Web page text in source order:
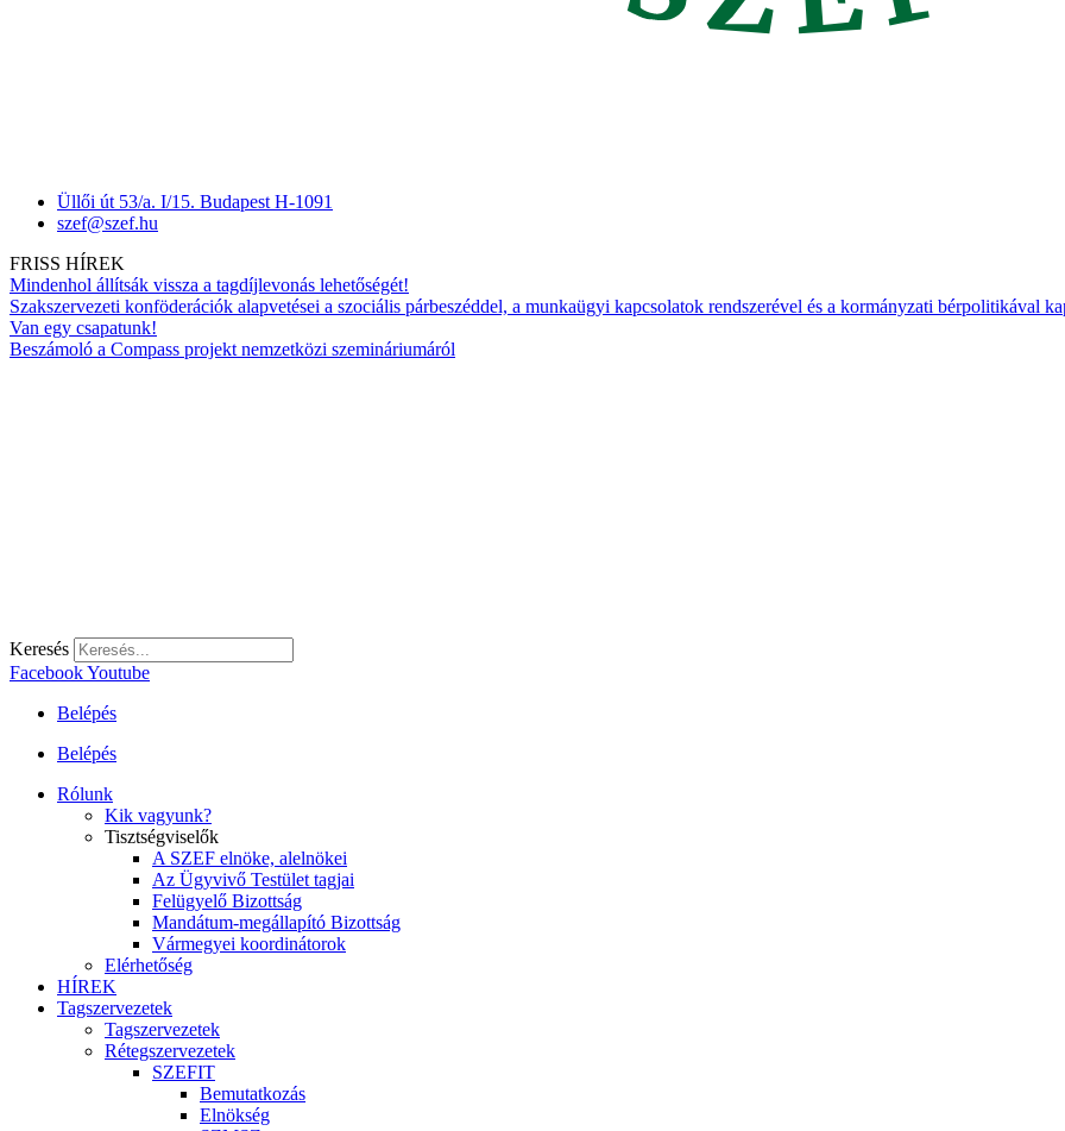
Üllői út 53/a. I/15. Budapest H-1091
szef@szef.hu
FRISS HÍREK
Mindenhol állítsák vissza a tagdíjlevonás lehetőségét!
Szakszervezeti konföderációk alapvetései a szociális párbeszéddel, a munkaügyi kapcsolatok rendszerével és a kormányzati bérpolitikával
Van egy csapatunk!
Beszámoló a Compass projekt nemzetközi szemináriumáról
Keresés
FacebookYoutube
Belépés
Belépés
Rólunk
Kik vagyunk?
Tisztségviselők
A SZEF elnöke, alelnökei
Az Ügyvivő Testület tagjai
Felügyelő Bizottság
Mandátum-megállapító Bizottság
Vármegyei koordinátorok
Elérhetőség
HÍREK
Tagszervezetek
Tagszervezetek
Rétegszervezetek
SZEFIT
Bemutatkozás
Elnökség